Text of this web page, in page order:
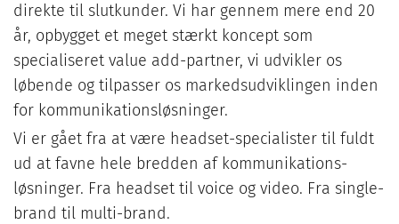
direkte til slutkunder. Vi har gennem mere end 20
år, opbygget et meget stærkt koncept som
specialiseret value add-partner, vi udvikler os
løbende og tilpasser os markedsudviklingen inden
for kommunikationsløsninger.
Vi er gået fra at være headset-specialister til fuldt
ud at favne hele bredden af kommunikations-
løsninger. Fra headset til voice og video. Fra single-
brand til multi-brand.